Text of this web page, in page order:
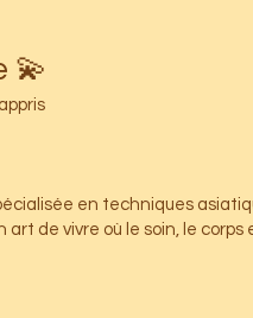
💫 Une transmission vivante et engagée
:
en techniques
de vivre où le soin, le corps